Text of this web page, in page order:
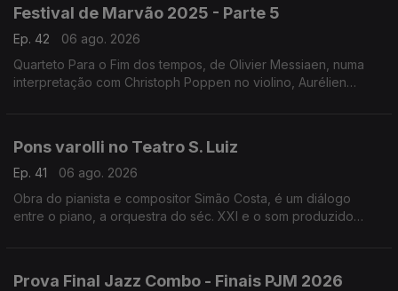
Festival de Marvão 2025 - Parte 5
Ep. 42
06 ago. 2026
Quarteto Para o Fim dos tempos, de Olivier Messiaen, numa
interpretação com Christoph Poppen no violino, Aurélien
Pons varolli no Teatro S. Luiz
Ep. 41
06 ago. 2026
Obra do pianista e compositor Simão Costa, é um diálogo
entre o piano, a orquestra do séc. XXI e o som produzido
Prova Final Jazz Combo - Finais PJM 2026